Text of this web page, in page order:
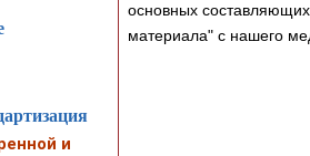
основных
материала" с нашего
и